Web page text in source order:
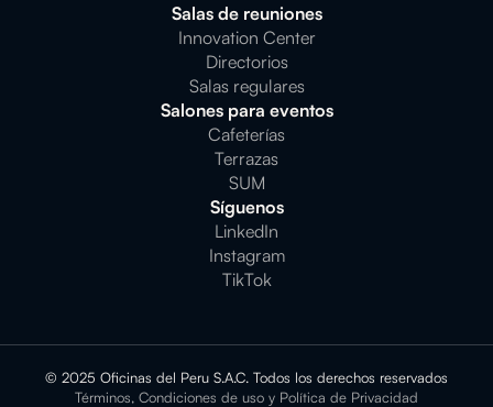
Salas de reuniones
Innovation Center
Directorios
Salas regulares
Salones para eventos
Cafeterías
Terrazas
SUM
Síguenos
LinkedIn
Instagram
TikTok
© 2025 Oficinas del Peru S.A.C. Todos los derechos reservados
Términos, Condiciones de uso y Política de Privacidad